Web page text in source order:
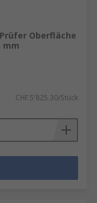
Prüfer Oberfläche
mm
CHF.5'825.30/Stück